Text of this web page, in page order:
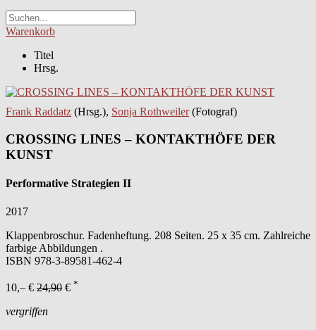
Warenkorb
Titel
Hrsg.
Frank Raddatz (Hrsg.), Sonja Rothweiler(Fotograf)
CROSSING LINES – KONTAKTHÖFE DER
KUNST
Performative Strategien II
2017
Klappenbroschur. Fadenheftung. 208 Seiten. 25 x 35 cm. Zahlreiche
farbige Abbildungen .
ISBN 978-3-89581-462-4
10,– € 24,90 € *
vergriffen